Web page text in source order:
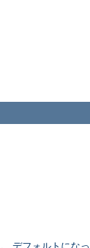
デフォルトにな